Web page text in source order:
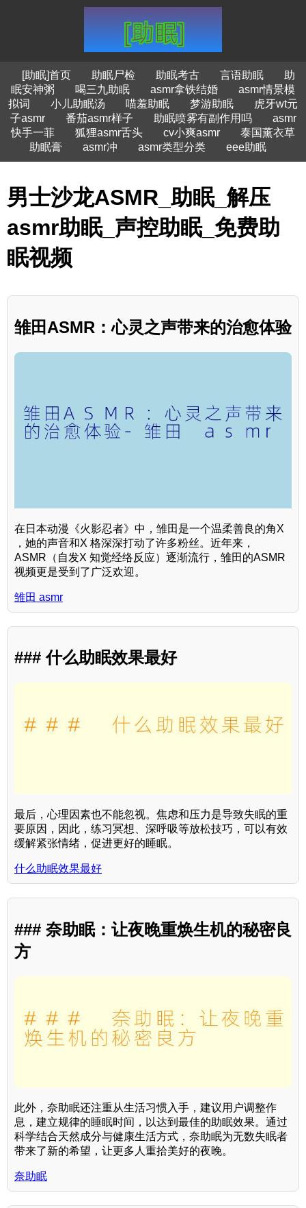
[助眠]首页 助眠尸检 助眠考古 言语助眠
助
眠安神粥
喝三九助眠 asmr拿铁结婚
asmr情景模
拟词
小儿助眠汤 喵羞助眠 梦游助眠
虎牙wt元
子asmr
番茄asmr样子 助眠喷雾有副作用吗
asmr
快手一菲
狐狸asmr舌头 cv小爽asmr
泰国薰衣草
助眠膏
asmr冲 asmr类型分类 eee助眠
男士沙龙ASMR_助眠_解压
asmr助眠_声控助眠_免费助
眠视频
雏田ASMR：心灵之声带来的治愈体验
在日本动漫《火影忍者》中，雏田是一个温柔善良的角X
，她的声音和X 格深深打动了许多粉丝。近年来，
ASMR（自发X 知觉经络反应）逐渐流行，雏田的ASMR
视频更是受到了广泛欢迎。
雏田 asmr
### 什么助眠效果最好
最后，心理因素也不能忽视。焦虑和压力是导致失眠的重
要原因，因此，练习冥想、深呼吸等放松技巧，可以有效
缓解紧张情绪，促进更好的睡眠。
什么助眠效果最好
### 奈助眠：让夜晚重焕生机的秘密良
方
此外，奈助眠还注重从生活习惯入手，建议用户调整作
息，建立规律的睡眠时间，以达到最佳的助眠效果。通过
科学结合天然成分与健康生活方式，奈助眠为无数失眠者
带来了新的希望，让更多人重拾美好的夜晚。
奈助眠